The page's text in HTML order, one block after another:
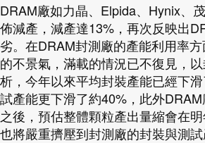
DRAM廠如力晶、Elpida、Hynix、
佈減產，減產達13%，再次反映出
劣。在DRAM封測廠的產能利用率
的不景氣，滿載的情況已不復見，
析，今年以來平均封裝產能已經下
試產能更下滑了約40%，此外
之後，預估整體顆粒產出量縮會在
也將嚴重擠壓到封測廠的封裝與測試